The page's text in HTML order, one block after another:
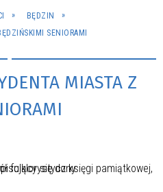
BĘDZIN
SENIORAMI
MIASTA Z